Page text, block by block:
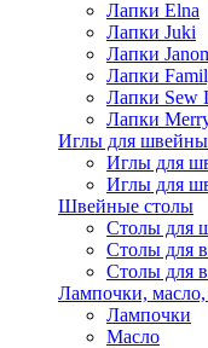
Лапки Elna
Лапки Juki
Лапки
Лапки
Лапки Sew
Лапки
Иглы для
Иглы для
Иглы для
Швейные столы
Столы для
Столы для
Столы для
Лампочки,
Лампочки
Масло